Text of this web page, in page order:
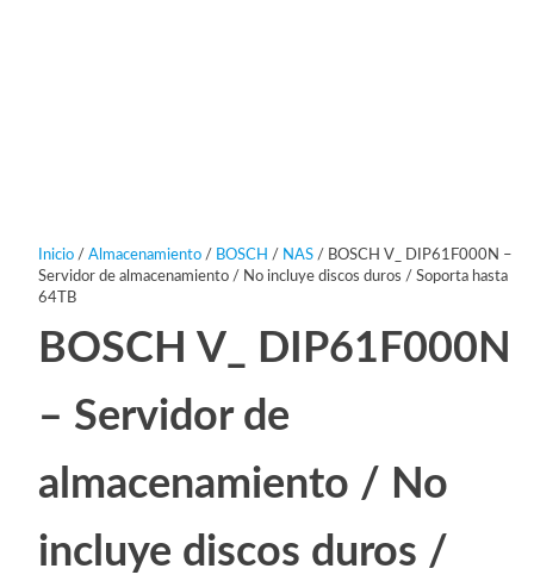
Inicio/ Almacenamiento/ BOSCH / NAS/ BOSCH V_ DIP61F000N –
Servidor de almacenamiento / No incluye discos duros / Soporta hasta
64TB
BOSCH V_ DIP61F000N
– Servidor de
almacenamiento / No
incluye discos duros /